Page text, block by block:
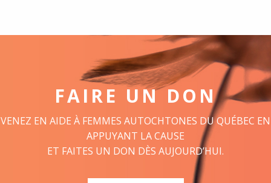
FAIRE UN DON
VENEZ EN AIDE À FEMMES AUTOCHTONES DU QUÉBEC EN
APPUYANT LA CAUSE
ET FAITES UN DON DÈS AUJOURD’HUI.